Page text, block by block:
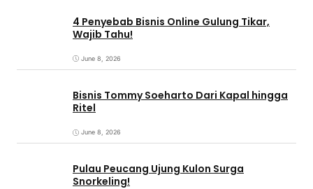
4 Penyebab Bisnis Online Gulung Tikar,
Wajib Tahu!
June 8, 2026
Bisnis Tommy Soeharto Dari Kapal hingga
Ritel
June 8, 2026
Pulau Peucang Ujung Kulon Surga
Snorkeling!